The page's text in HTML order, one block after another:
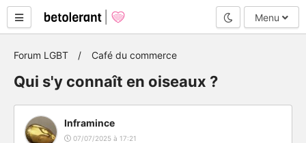
Mode nuit
Menu
Forum LGBT Café du commerce
Qui s'y connaît en oiseaux ?
Inframince
07/07/2025 à 17:21